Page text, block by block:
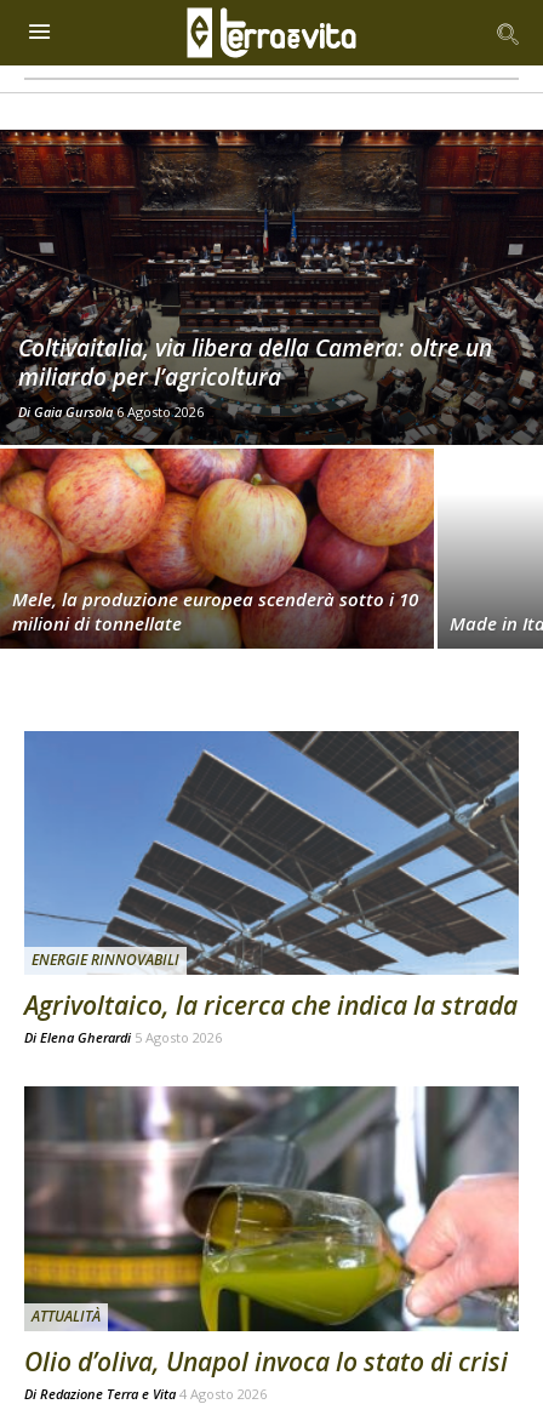
Coltivaitalia, via libera della Camera: oltre un
miliardo per l’agricoltura
DiGaia Gursola 6 Agosto 2026
Mele, la produzione europea scenderà sotto i 10
milioni di tonnellate
Made in
ENERGIE RINNOVABILI
Agrivoltaico, la ricerca che indica la strada
Di Elena Gherardi 5 Agosto 2026
ATTUALITÀ
Olio d’oliva, Unapol invoca lo stato di crisi
Di Redazione Terra e Vita 4 Agosto 2026